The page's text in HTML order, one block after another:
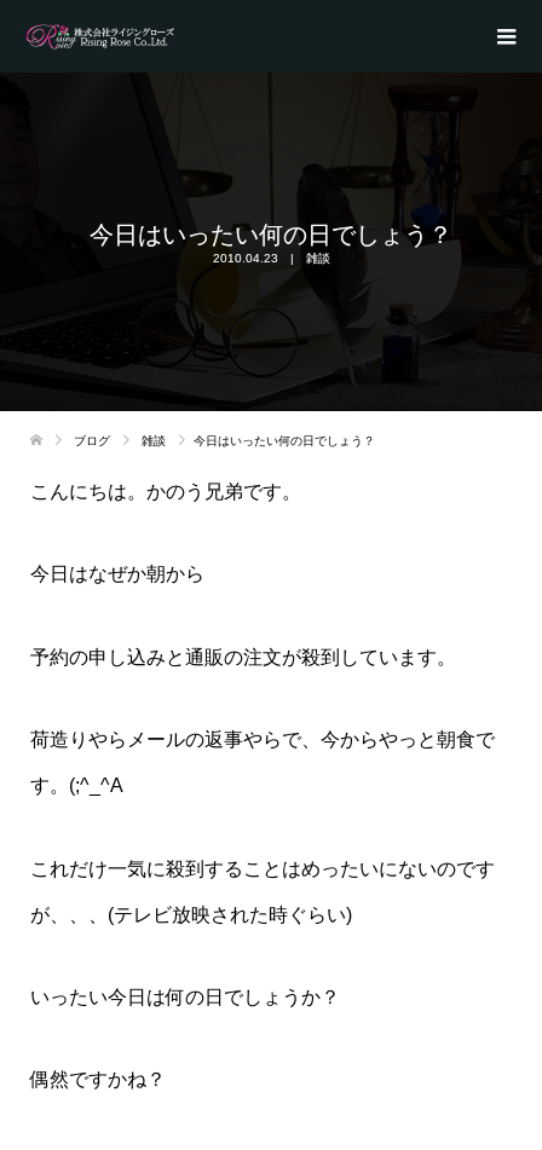
今日はいったい何の日でしょう？
2010.04.23 雑談
ブログ 雑談 今日はいったい何の日でしょう？
こんにちは。かのう兄弟です。
今日はなぜか朝から
予約の申し込みと通販の注文が殺到しています。
荷造りやらメールの返事やらで、今からやっと朝食で
す。(;^_^A
これだけ一気に殺到することはめったいにないのです
が、、、(テレビ放映された時ぐらい)
いったい今日は何の日でしょうか？
偶然ですかね？